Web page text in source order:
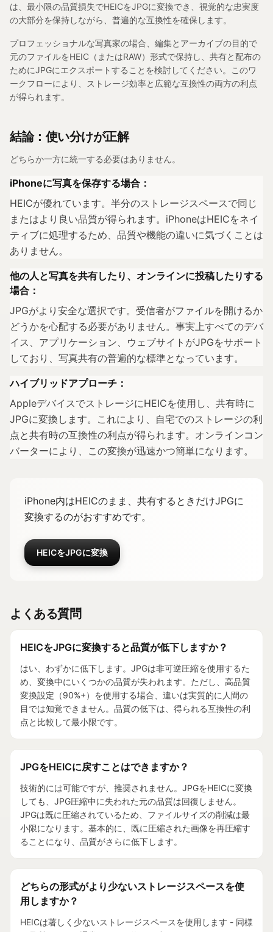
は、最小限の品質損失でHEICをJPGに変換でき、視覚的な忠実度
の大部分を保持しながら、普遍的な互換性を確保します。
プロフェッショナルな写真家の場合、編集とアーカイブの目的で
元のファイルをHEIC（またはRAW）形式で保持し、共有と配布の
ためにJPGにエクスポートすることを検討してください。このワ
ークフローにより、ストレージ効率と広範な互換性の両方の利点
が得られます。
結論：使い分けが正解
どちらか一方に統一する必要はありません。
iPhoneに写真を保存する場合：
HEICが優れています。半分のストレージスペースで同じ
またはより良い品質が得られます。iPhoneはHEICをネイ
ティブに処理するため、品質や機能の違いに気づくことは
ありません。
他の人と写真を共有したり、オンラインに投稿したりする
場合：
JPGがより安全な選択です。受信者がファイルを開けるか
どうかを心配する必要がありません。事実上すべてのデバ
イス、アプリケーション、ウェブサイトがJPGをサポート
しており、写真共有の普遍的な標準となっています。
ハイブリッドアプローチ：
AppleデバイスでストレージにHEICを使用し、共有時に
JPGに変換します。これにより、自宅でのストレージの利
点と共有時の互換性の利点が得られます。オンラインコン
バーターにより、この変換が迅速かつ簡単になります。
iPhone内はHEICのまま、共有するときだけJPGに
変換するのがおすすめです。
HEICをJPGに変換
よくある質問
HEICをJPGに変換すると品質が低下しますか？
はい、わずかに低下します。JPGは非可逆圧縮を使用するた
め、変換中にいくつかの品質が失われます。ただし、高品質
変換設定（90%+）を使用する場合、違いは実質的に人間の
目では知覚できません。品質の低下は、得られる互換性の利
点と比較して最小限です。
JPGをHEICに戻すことはできますか？
技術的には可能ですが、推奨されません。JPGをHEICに変換
しても、JPG圧縮中に失われた元の品質は回復しません。
JPGは既に圧縮されているため、ファイルサイズの削減は最
小限になります。基本的に、既に圧縮された画像を再圧縮す
ることになり、品質がさらに低下します。
どちらの形式がより少ないストレージスペースを使
用しますか？
HEICは著しく少ないストレージスペースを使用します - 同様